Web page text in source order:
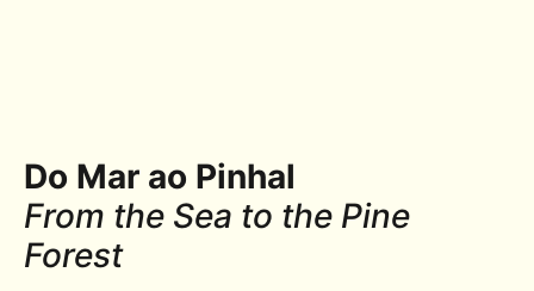
Do Mar ao Pinhal
From the Sea to the Pine
Forest